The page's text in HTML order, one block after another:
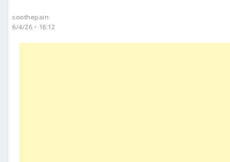
soothepain
6/4/26，16:12